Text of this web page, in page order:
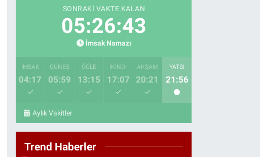
SONRAKI VAKTE KALAN
05:26:42
İmsak Namazı
İMSAK
04:17
GÜNEŞ
05:59
ÖĞLE
13:15
İKINDI
17:07
AKŞAM
20:21
YATSI
21:56
Aylık Vakitler
Trend Haberler